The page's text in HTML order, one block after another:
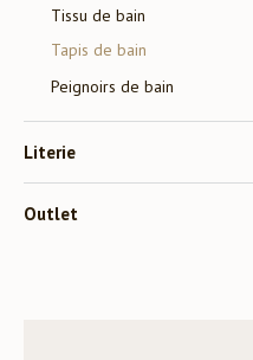
Tissu de bain
Tapis de bain
Peignoirs de bain
Literie
Outlet